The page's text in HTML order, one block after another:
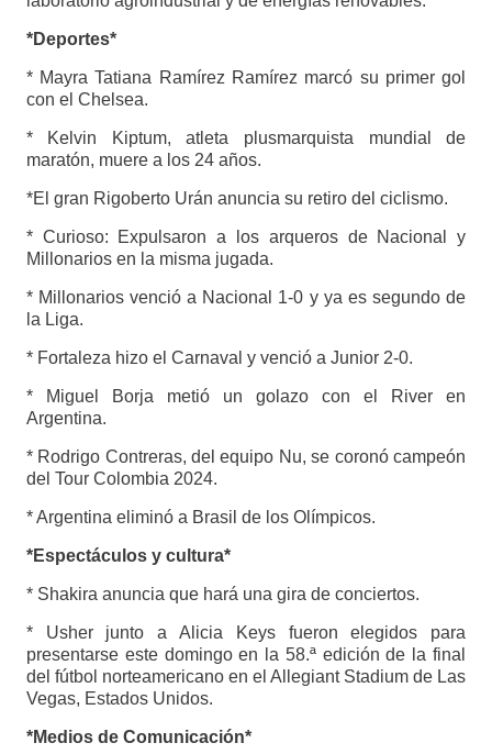
*Deportes*
* Mayra Tatiana Ramírez Ramírez marcó su primer gol
con el Chelsea.
* Kelvin Kiptum, atleta plusmarquista mundial de
maratón, muere a los 24 años.
*El gran Rigoberto Urán anuncia su retiro del ciclismo.
* Curioso: Expulsaron a los arqueros de Nacional y
Millonarios en la misma jugada.
* Millonarios venció a Nacional 1-0 y ya es segundo de
la Liga.
* Fortaleza hizo el Carnaval y venció a Junior 2-0.
* Miguel Borja metió un golazo con el River en
Argentina.
* Rodrigo Contreras, del equipo Nu, se coronó campeón
del Tour Colombia 2024.
* Argentina eliminó a Brasil de los Olímpicos.
*Espectáculos y cultura*
* Shakira anuncia que hará una gira de conciertos.
* Usher junto a Alicia Keys fueron elegidos para
presentarse este domingo en la 58.ª edición de la final
del fútbol norteamericano en el Allegiant Stadium de Las
Vegas, Estados Unidos.
*Medios de Comunicación*